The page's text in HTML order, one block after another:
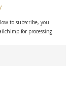
to subscribe, you
for processing.